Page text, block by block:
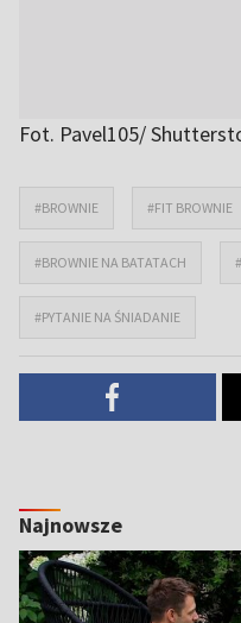
Fot. Pavel105/
#BROWNIE #FIT BROWNIE
#BROWNIE NA BATATACH
#PYTANIE NA ŚNIADANIE
Najnowsze